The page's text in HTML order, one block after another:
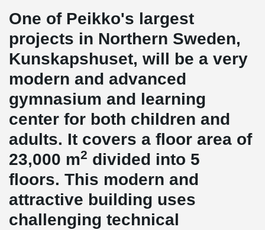
One of Peikko's largest
projects in Northern Sweden,
Kunskapshuset, will be a very
modern and advanced
gymnasium and learning
center for both children and
adults. It covers a floor area of
23,000 m2 divided into 5
floors. This modern and
attractive building uses
challenging technical